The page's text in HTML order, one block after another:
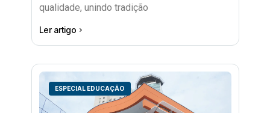
qualidade, unindo tradição
Ler artigo
ESPECIAL EDUCAÇÃO